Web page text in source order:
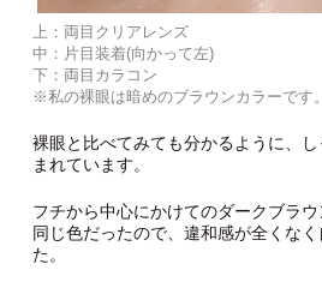
上：両目クリアレンズ
中：片目装着(向かって左)
下：両目カラコン
※私の裸眼は暗めのブラウンカラーです。
裸眼と比べてみても分かるように、
まれています。
フチから中心にかけてのダークブラ
同じ色だったので、違和感が全くな
た。